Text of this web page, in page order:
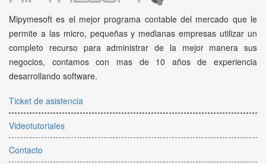
Mipymesoft es el mejor programa contable del mercado que le
permite a las micro, pequeñas y medianas empresas utilizar un
completo recurso para administrar de la mejor manera sus
negocios, contamos con mas de 10 años de experiencia
desarrollando software.
Ticket de asistencia
Videotutoriales
Contacto